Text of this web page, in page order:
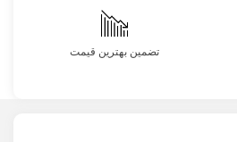
تضمین بهترین قیمت